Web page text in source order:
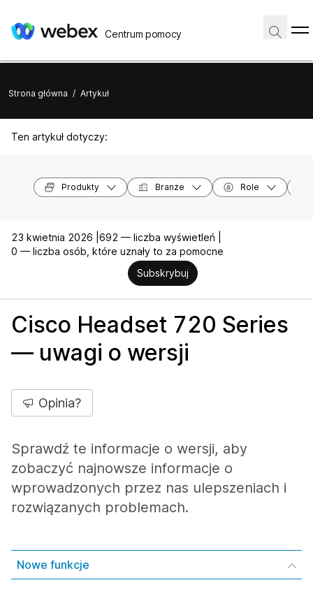
Centrum pomocy
Strona główna / Artykuł
Ten artykuł dotyczy:
Produkty Branże Role
23 kwietnia 2026 | 692 — liczba wyświetleń |
0 — liczba osób, które uznały to za pomocne
Subskrybuj
Cisco Headset 720 Series
— uwagi o wersji
Opinia?
Sprawdź te informacje o wersji, aby
zobaczyć najnowsze informacje o
wprowadzonych przez nas ulepszeniach i
rozwiązanych problemach.
Nowe funkcje